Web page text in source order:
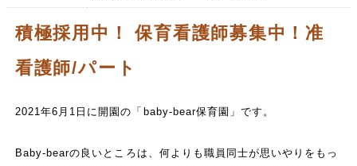
積極採用中！ 保育看護師募集中！准
看護師/パート
2021年6月1日に開園の「baby-bear保育園」です。
Baby-bearの良いところは、何よりも職員同士が思いやりをもっ